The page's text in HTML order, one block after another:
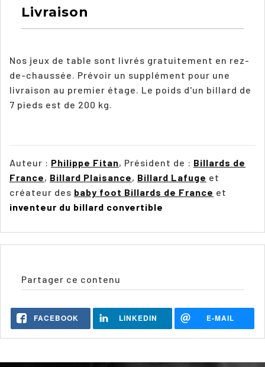
Livraison
Nos jeux de table sont livrés gratuitement en rez-
de-chaussée. Prévoir un supplément pour une
livraison au premier étage. Le poids d'un billard de
7 pieds est de 200 kg.
Auteur : Philippe Fitan, Président de : Billards de
France, Billard Plaisance, Billard Lafuge et
créateur des baby foot Billards de France et
inventeur du billard convertible
Partager ce contenu
FACEBOOK LINKEDIN E-MAIL